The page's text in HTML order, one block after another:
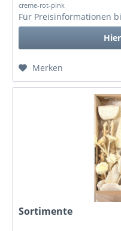
creme-rot-pink
Für Preisinformationen
Merken
Sortimente